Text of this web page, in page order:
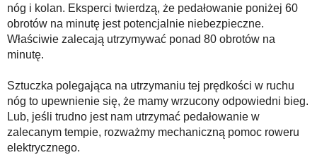
nóg i kolan. Eksperci twierdzą, że pedałowanie poniżej 60
obrotów na minutę jest potencjalnie niebezpieczne.
Właściwie zalecają utrzymywać ponad 80 obrotów na
minutę.
Sztuczka polegająca na utrzymaniu tej prędkości w ruchu
nóg to upewnienie się, że mamy wrzucony odpowiedni bieg.
Lub, jeśli trudno jest nam utrzymać pedałowanie w
zalecanym tempie, rozważmy mechaniczną pomoc roweru
elektrycznego.